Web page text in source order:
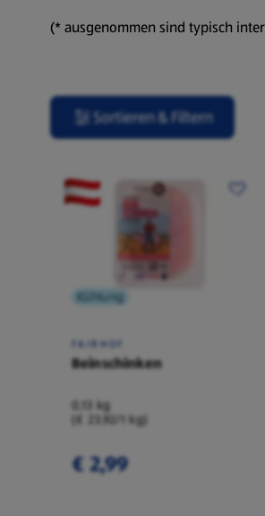
(* ausgenommen sind typisch
Sortieren & Filtern
Kühlung
FAIRHOF
Beinschinken
0,13 kg
(€ 23,92/1 kg)
€ 2,99